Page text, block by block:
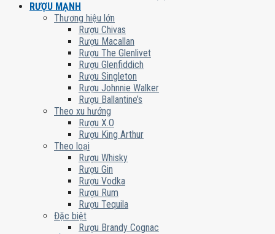
RƯỢU MẠNH
Thương hiệu lớn
Rượu Chivas
Rượu Macallan
Rượu The Glenlivet
Rượu Glenfiddich
Rượu Singleton
Rượu Johnnie Walker
Rượu Ballantine’s
Theo xu hướng
Rượu X.O
Rượu King Arthur
Theo loại
Rượu Whisky
Rượu Gin
Rượu Vodka
Rượu Rum
Rượu Tequila
Đặc biệt
Rượu Brandy Cognac